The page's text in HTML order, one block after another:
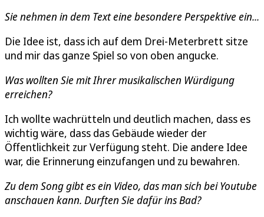
Sie nehmen in dem Text eine besondere Perspektive ein...
Die Idee ist, dass ich auf dem Drei-Meterbrett sitze
und mir das ganze Spiel so von oben angucke.
Was wollten Sie mit Ihrer musikalischen Würdigung
erreichen?
Ich wollte wachrütteln und deutlich machen, dass es
wichtig wäre, dass das Gebäude wieder der
Öffentlichkeit zur Verfügung steht. Die andere Idee
war, die Erinnerung einzufangen und zu bewahren.
Zu dem Song gibt es ein Video, das man sich bei Youtube
anschauen kann. Durften Sie dafür ins Bad?